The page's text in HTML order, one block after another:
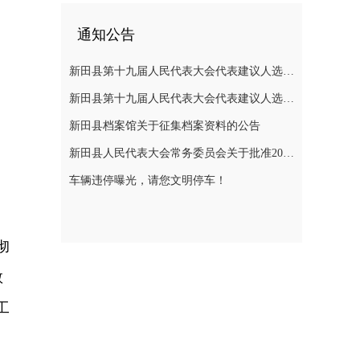
通知公告
新田县第十九届人民代表大会代表建议人选公示
新田县第十九届人民代表大会代表建议人选公示
新田县档案馆关于征集档案资料的公告
新田县人民代表大会常务委员会关于批准2025年县级决算的决议
车辆违停曝光，请您文明停车！